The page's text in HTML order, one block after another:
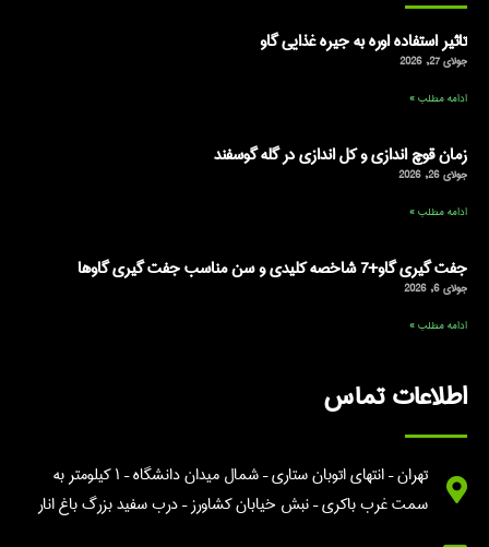
تاثیر استفاده اوره به جیره غذایی گاو
جولای 27, 2026
ادامه مطلب »
زمان قوچ اندازی و کل اندازی در گله گوسفند
جولای 26, 2026
ادامه مطلب »
جفت گیری گاو+7 شاخصه کلیدی و سن مناسب جفت گیری گاوها
جولای 6, 2026
ادامه مطلب »
اطلاعات تماس
تهران – انتهای اتوبان ستاری – شمال میدان دانشگاه – ۱ کیلومتر به
سمت غرب باکری – نبش خیابان کشاورز – درب سفید بزرگ باغ انار